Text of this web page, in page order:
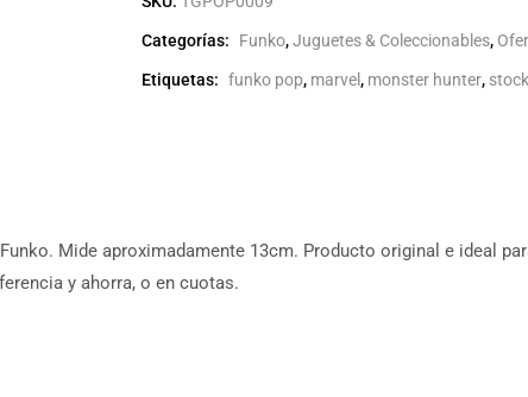
Categorías: Funko,Juguetes & Coleccionables,
Etiquetas: funko pop, marvel, monster hunter, stock
Mide aproximadamente 13cm. Producto original e ideal
y ahorra, o en cuotas.